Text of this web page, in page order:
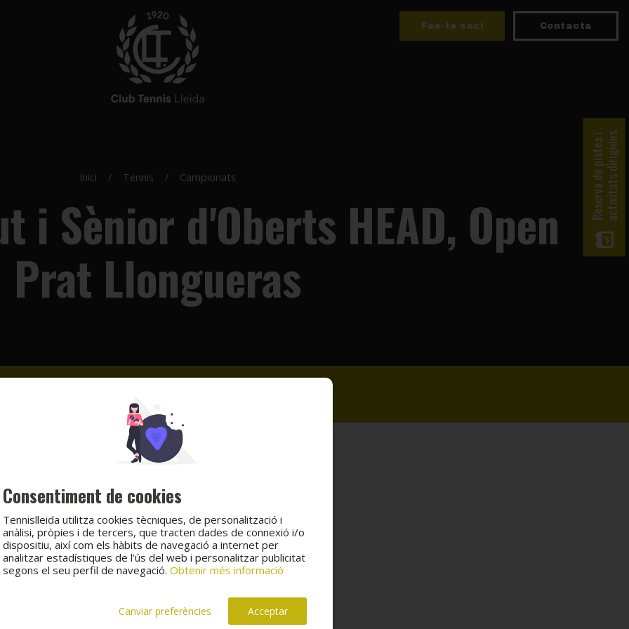
Reserva de pistes iactivitats dirigides
Fes-te soci Contacta
Inici Tennis Campionats
i Sènior d'Oberts HEAD, Open
Prat Llongueras
Quadre i resultats
Consentiment de cookies
Tennislleida utilitza cookies tècniques, de personalització i
anàlisi, pròpies i de tercers, que tracten dades de connexió i/o
dispositiu, així com els hàbits de navegació a internet per
analitzar estadístiques de l’ús del web i personalitzar publicitat
segons el seu perfil de navegació. Obtenir més informació
Canviar preferències Acceptar